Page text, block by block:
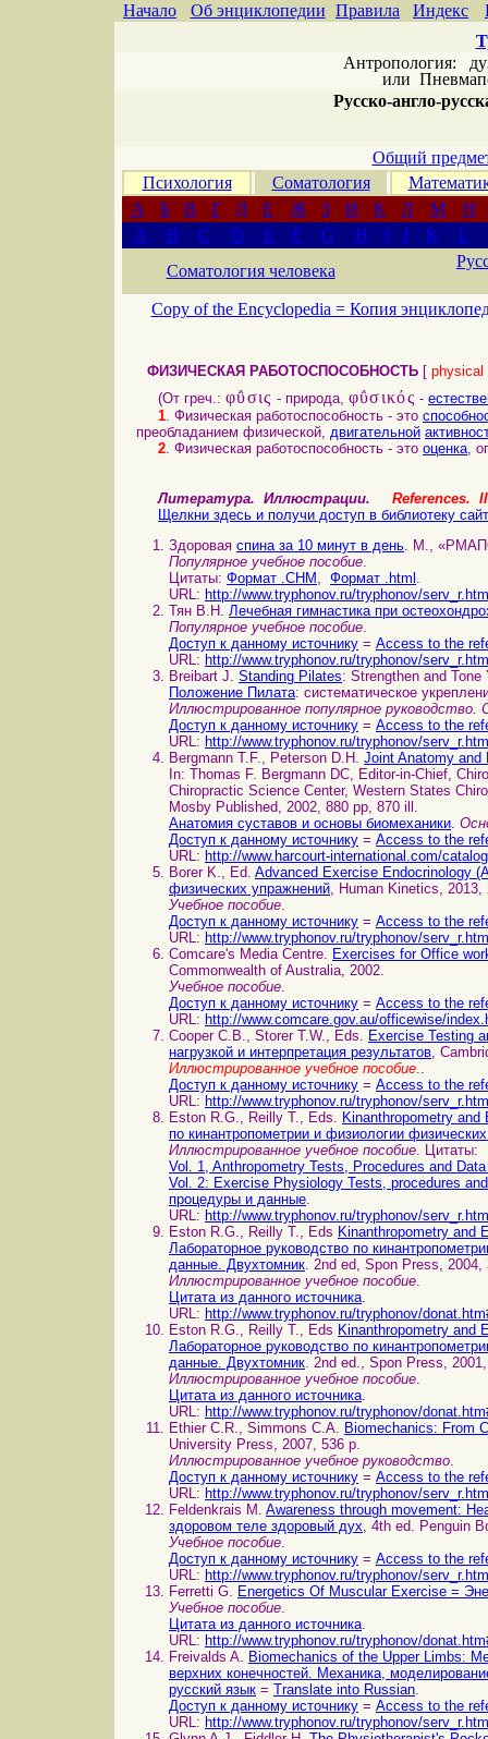
Начало Об энциклопедии Правила Индекс
Антропология:
или
Русско-англо-
Общий
Психология
Соматология
А
Б В Г Д Е Ж З И К Л М
Н
A
B C D E F G H I J K
L
Соматология человека
Copy of the Encyclopedia = Копия
ФИЗИЧЕСКАЯ РАБОТОСПОСОБНОСТЬ [ physical
(От греч.: φΰσις - природа, φΰσικός -
1. Физическая работоспособность - это
преобладанием физической, двигательной
2. Физическая работоспособность - это оценка,
Литература. Иллюстрации. References.
Щелкни здесь и получи доступ в библиотеку
Здоровая спина за 10 минут в день. М.,
Популярное учебное пособие.
Цитаты: Формат .CHM , Формат .html .
URL: http://www.tryphonov.ru/tryphonov/
Тян В.Н. Лечебная гимнастика при
Популярное учебное пособие.
Доступ к данному источнику = Access to the
URL: http://www.tryphonov.ru/tryphonov/
Breibart J. Standing Pilates: Strengthen and
Положение Пилата: систематическое
Иллюстрированное популярное
Доступ к данному источнику = Access to the
URL: http://www.tryphonov.ru/tryphonov/
Bergmann T.F., Peterson D.H. Joint Anatomy
In: Thomas F. Bergmann DC, Editor-in-Chief,
Chiropractic Science Center, Western States
Mosby Published, 2002, 880 pp, 870 ill.
Анатомия суставов и основы биомеханики.
Доступ к данному источнику = Access to the
URL: http://www.harcourt-international.com/
Borer K., Ed. Advanced Exercise Endocrinology
физических упражнений, Human Kinetics, 2013,
Учебное пособие.
Доступ к данному источнику = Access to the
URL: http://www.tryphonov.ru/tryphonov/
Comcare's Media Centre. Exercises for Office
Commonwealth of Australia, 2002.
Учебное пособие.
Доступ к данному источнику = Access to the
URL: http://www.comcare.gov.au/officewise/
Cooper C.B., Storer T.W., Eds. Exercise Testing
нагрузкой и интерпретация результатов,
Иллюстрированное учебное пособие..
Доступ к данному источнику = Access to the
URL: http://www.tryphonov.ru/tryphonov/
Eston R.G., Reilly T., Eds. Kinanthropometry
по кинантропометрии и физиологии
Иллюстрированное учебное пособие. Цитаты:
Vol. 1, Anthropometry Tests, Procedures and
Vol. 2: Exercise Physiology Tests, procedures
процедуры и данные.
URL: http://www.tryphonov.ru/tryphonov/
Eston R.G., Reilly T., Eds Kinanthropometry and
Лабораторное руководство по
данные. Двухтомник. 2nd ed, Spon Press, 2004,
Иллюстрированное учебное пособие.
Цитата из данного источника.
URL: http://www.tryphonov.ru/tryphonov/
Eston R.G., Reilly T., Eds Kinanthropometry and
Лабораторное руководство по
данные. Двухтомник. 2nd ed., Spon Press,
Иллюстрированное учебное пособие.
Цитата из данного источника.
URL: http://www.tryphonov.ru/tryphonov/
Ethier C.R., Simmons C.A. Biomechanics: From
University Press, 2007, 536 p.
Иллюстрированное учебное руководство.
Доступ к данному источнику = Access to the
URL: http://www.tryphonov.ru/tryphonov/
Feldenkrais M. Awareness through movement:
здоровом теле здоровый дух, 4th ed. Penguin
Учебное пособие.
Доступ к данному источнику = Access to the
URL: http://www.tryphonov.ru/tryphonov/
Ferretti G. Energetics Of Muscular Exercise =
Учебное пособие.
Цитата из данного источника.
URL: http://www.tryphonov.ru/tryphonov/
Freivalds A. Biomechanics of the Upper Limbs:
верхних конечностей. Механика,
русский язык = Translate into Russian.
Доступ к данному источнику = Access to the
URL: http://www.tryphonov.ru/tryphonov/